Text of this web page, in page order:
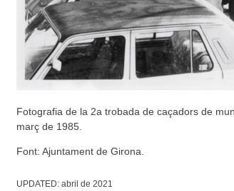
Fotografia de la 2a trobada de caçadors de
març de 1985.
Font: Ajuntament de Girona.
UPDATED: abril de 2021